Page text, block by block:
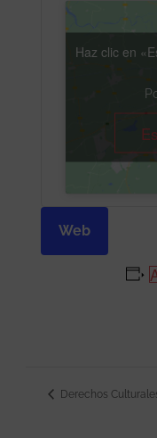
Haz clic en
Web
Navegación
Derechos